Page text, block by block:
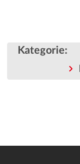
Kategorie: